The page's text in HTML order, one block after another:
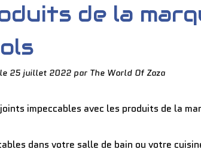
de la
25 juillet 2022 par The World Of Zaza
dans votre salle de bain ou votre